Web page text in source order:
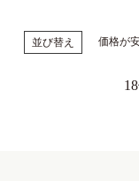
並び替え 価格が
18